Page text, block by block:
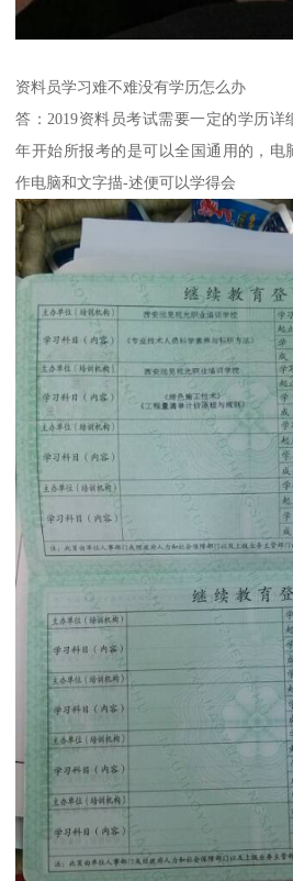
资料员学习难不难没有学历怎么办
答：2019资料员考试需要一定的学历
年开始所报考的是可以全国通用的，电
作电脑和文字描-述便可以学得会